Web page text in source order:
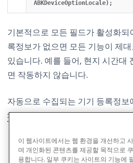
기본적으로 모든 필드가 활성화되
록정보가 없으면 모든 기능이 제
있습니다. 예를 들어, 현지 시간대
면 작동하지 않습니다.
자동으로 수집되는 기기 등록정보
SDK 데이터 수집을 참조하세요.
이 웹사이트에서는 웹 환경을 개선하고
며 개인화된 콘텐츠를 제공할 목적으로
용합니다. 일부 쿠키는 사이트의 기능에